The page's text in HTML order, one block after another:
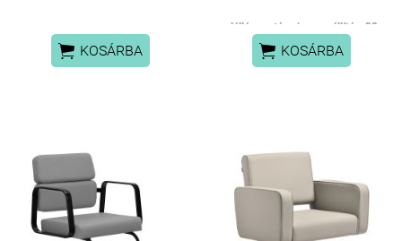
 KOSÁRBA
elállás esetén visszaszállítás: 90
EUR+ eredeti csomagolás
 KOSÁRBA